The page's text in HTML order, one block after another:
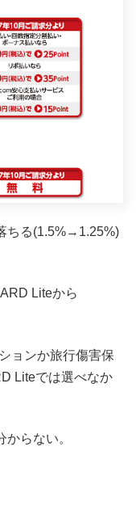
ちる(1.5%→1.25%)
Liteから
ョンか旅行傷害保
Liteでは選べなか
らない。